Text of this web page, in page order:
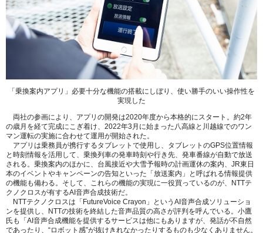
「乗換案内アプリ」必要十分な機能の搭載にしぼり、使い勝手のいい操作性を
実現した
両社の参画により、アプリの開発は2020年度から本格的にスタート。約2年
の歳月を経て完成にこぎ着け、2022年3月に始まった八高線と川越線でのワン
マン運転の実施に合わせて運用が開始された。
アプリは乗務員が携行するタブレットで使用し、タブレットのGPS位置情報
と時刻情報を活用して、乗換列車の発車時刻や行き先、発車番線が自動で放送
される。乗換案内のほかに、台風接近や大雪予報時の計画運休の案内、JR東日
本のイベントやキャンペーンの告知といった「放送案内」と呼ばれる情報提供
の機能も備わる。そして、これらの機能の実現に一役買っているのが、NTTテ
クノクロスが有するAI音声合成技術だ。
NTTテクノクロスは「FutureVoice Crayon」というAI音声合成ソリューショ
ンを提供し、NTTの技術を終結した音声品質の高さが評判を呼んでいる。小鷹
氏も「AI音声合成機能を提供するサービスは他にもありますが、発話が不自然
であったり、“ロボット感”が抜けきれなかったりするものも少なくありません。